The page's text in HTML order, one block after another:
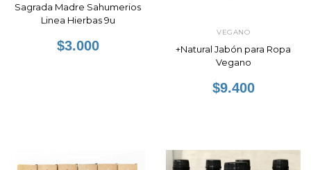
Sagrada Madre Sahumerios
Linea Hierbas 9u
$3.000
VEGANO
+Natural Jabón para Ropa
Vegano
$9.400